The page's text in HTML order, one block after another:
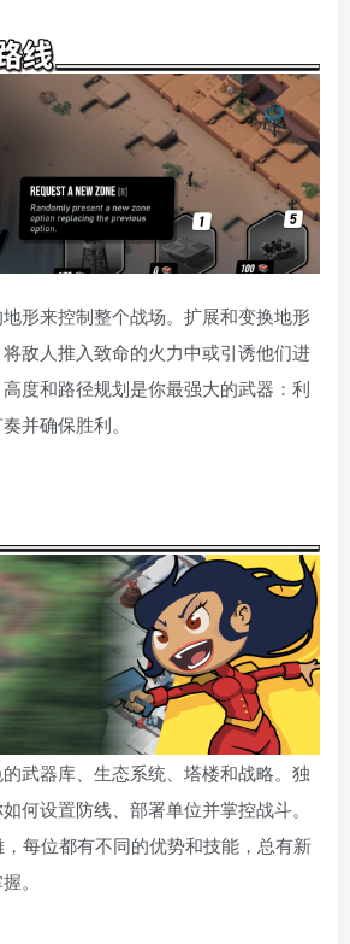
形来控制整个战场。扩展和变换地形
敌人推入致命的火力中或引诱他们进
度和路径规划是你最强大的武器：利
并确保胜利。
武器库、生态系统、塔楼和战略。独
何设置防线、部署单位并掌控战斗。
每位都有不同的优势和技能，总有新
。